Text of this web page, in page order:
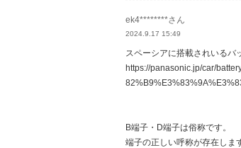
ek4********さん
2024.9.17 15:49
スペーシアに搭載されいるバ
https://panasonic.jp/car/
B端子・D端子は俗称です。
端子の正しい呼称が存在しま